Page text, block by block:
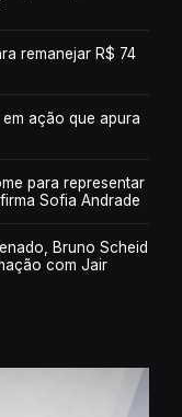
remanejar R$ 74
ação que apura
para representar
Sofia Andrade
Bruno Scheid
com Jair